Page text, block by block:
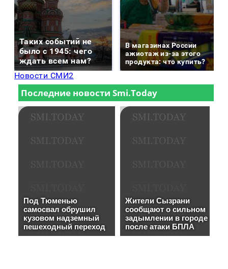
Таких событий не
было с 1945: чего
ждать всем нам?
В магазинах России
ажиотаж из-за этого
продукта: что купить?
Новости СМИ2